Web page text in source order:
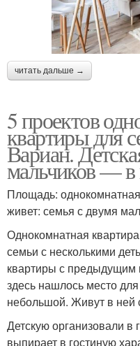
читать дальше →
5 проектов
квартиры для
Вариан.
мальчиков — в
Площадь:
живет: семья с двумя
Однокомнатная
семьи с несколькими
квартиры с предыдущим
здесь нашлось место для
небольшой. Живут в ней
Детскую организовали в
выпирает в гостиную